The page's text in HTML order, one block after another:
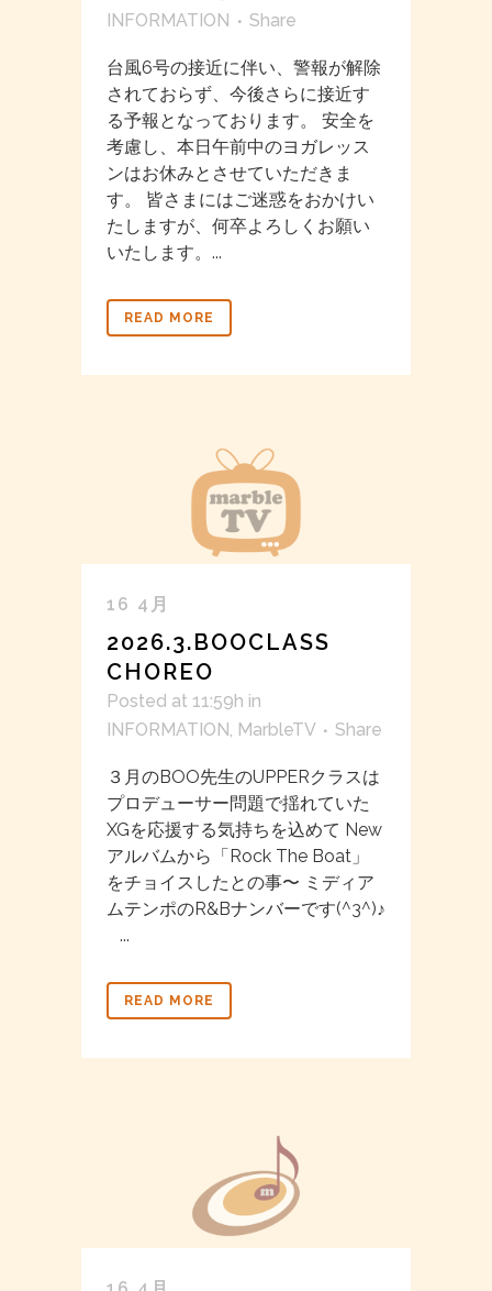
INFORMATION
Share
台風6号の接近に伴い、警報が解除
されておらず、今後さらに接近す
る予報となっております。 安全を
考慮し、本日午前中のヨガレッス
ンはお休みとさせていただきま
す。 皆さまにはご迷惑をおかけい
たしますが、何卒よろしくお願い
いたします。...
READ MORE
16 4月
2026.3.BOOCLASS
CHOREO
Posted at 11:59h in
INFORMATION, MarbleTV Share
３月のBOO先生のUPPERクラスは
プロデューサー問題で揺れていた
XGを応援する気持ちを込めて New
アルバムから「Rock The Boat」
をチョイスしたとの事〜 ミディア
ムテンポのR&Bナンバーです(^3^)♪
...
READ MORE